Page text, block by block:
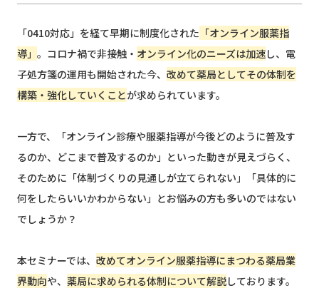
「0410対応」を経て早期に制度化された 「オンライン服薬指
導」 。コロナ禍で非接触・ オンライン化のニーズは加速し、電
子処方箋の運用も開始された今、 改めて薬局としてその体制を
構築・強化していくことが求められています。
一方で、「オンライン診療や服薬指導が今後どのように普及す
るのか、どこまで普及するのか」といった動きが見えづらく、
そのために「体制づくりの見通しが立てられない」「具体的に
何をしたらいいかわからない」とお悩みの方も多いのではない
でしょうか？
本セミナーでは、 改めてオンライン服薬指導にまつわる薬局業
界動向や、 薬局に求められる体制について解説しております。